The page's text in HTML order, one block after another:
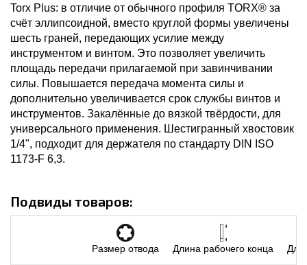
Torx Plus: в отличие от обычного профиля TORX® за
счёт эллипсоидной, вместо круглой формы увеличены
шесть граней, передающих усилие между
инструментом и винтом. Это позволяет увеличить
площадь передачи прилагаемой при завинчивании
силы. Повышается передача момента силы и
дополнительно увеличивается срок службы винтов и
инструментов. Закалённые до вязкой твёрдости, для
универсального применения. Шестигранный хвостовик
1/4", подходит для держателя по стандарту DIN ISO
1173-F 6,3.
Подвиды товаров:
Размер отвода Длина рабочего конца